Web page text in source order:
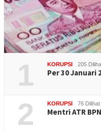
1 KORUPSI 205
Per 30 Januari
2 KORUPSI 76 Dilihat
Mentri ATR